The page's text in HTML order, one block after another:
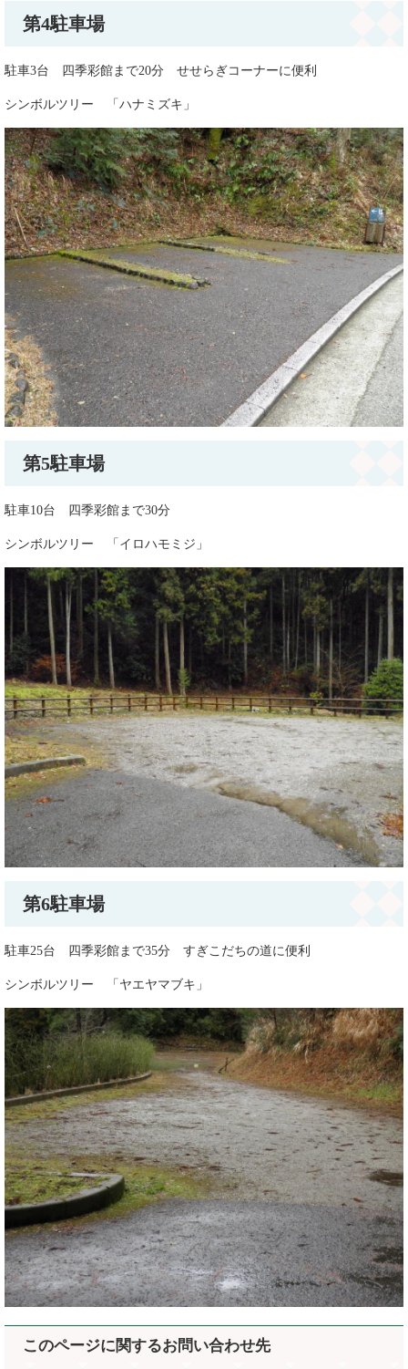
第4駐車場
駐車3台 四季彩館まで20分 せせらぎコーナーに便利
シンボルツリー 「ハナミズキ」
第5駐車場
駐車10台 四季彩館まで30分
シンボルツリー 「イロハモミジ」
第6駐車場
駐車25台 四季彩館まで35分 すぎこだちの道に便利
シンボルツリー 「ヤエヤマブキ」
このページに関するお問い合わせ先